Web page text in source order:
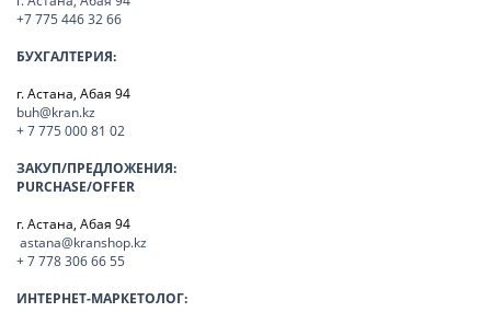
+7 775 446 32 66
БУХГАЛТЕРИЯ:
г. Астана, Абая 94
buh@kran.kz
+ 7 775 000 81 02
ЗАКУП/ПРЕДЛОЖЕНИЯ:
PURCHASE/OFFER
г. Астана, Абая 94
astana@kranshop.kz
+ 7 778 306 66 55
ИНТЕРНЕТ-МАРКЕТОЛОГ: